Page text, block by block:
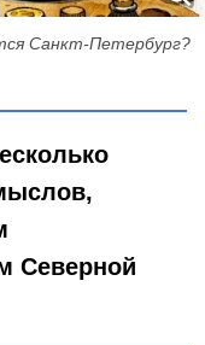
Санкт-Петербург?
Северной